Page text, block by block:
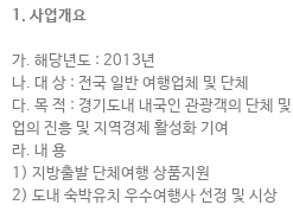
1. 사업개요
가. 해당년도 : 2013년
나. 대 상 : 전국 일반 여행업체 및 단체
다. 목 적 : 경기도내 내국인 관광객의 단체
업의 진흥 및 지역경제 활성화 기여
라. 내 용
1) 지방출발 단체여행 상품지원
2) 도내 숙박유치 우수여행사 선정 및 시상